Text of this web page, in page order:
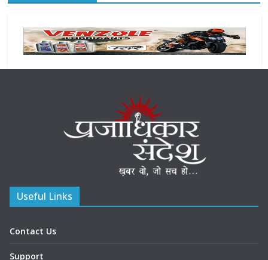
Useful Links
Contact Us
Support